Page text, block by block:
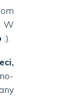
W
:).